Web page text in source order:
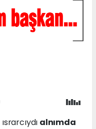
alnımda